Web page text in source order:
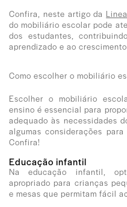
Confira, neste artigo da
do mobiliário escolar pode
dos estudantes,
aprendizado e ao
Como escolher o mobiliário
Escolher o mobiliário
ensino é essencial para
adequado às necessidades
algumas considerações
Confira!
Educação infantil
Na educação infantil,
apropriado para crianças
e mesas que permitam fácil